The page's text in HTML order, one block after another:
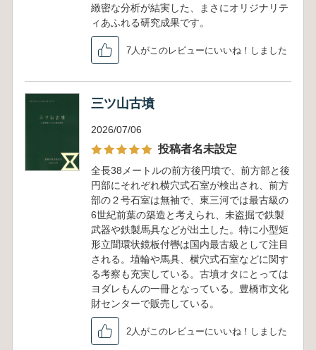
緻密な分析が結実した、まさにオリジナリテ
ィあふれる研究成果です。
7人がこのレビューにいいね！しました
三ツ山古墳
2026/07/06
投稿者名未設定
全長38メートルの前方後円墳で、前方部と後
円部にそれぞれ横穴式石室が検出され、前方
部の２号石室は無袖で、東三河では最古級の
6世紀前葉の築造と考えられ、未盗掘で鉄製
武器や鉄製馬具などが出土した。特に小型矩
形立聞環状鏡板付轡は国内最古級として注目
される。埴輪や馬具、横穴式石室などに関す
る考察も充実している。古墳オタにとっては
ヨダレもんの一冊となっている。豊橋市文化
財センターで販売している。
2人がこのレビューにいいね！しました